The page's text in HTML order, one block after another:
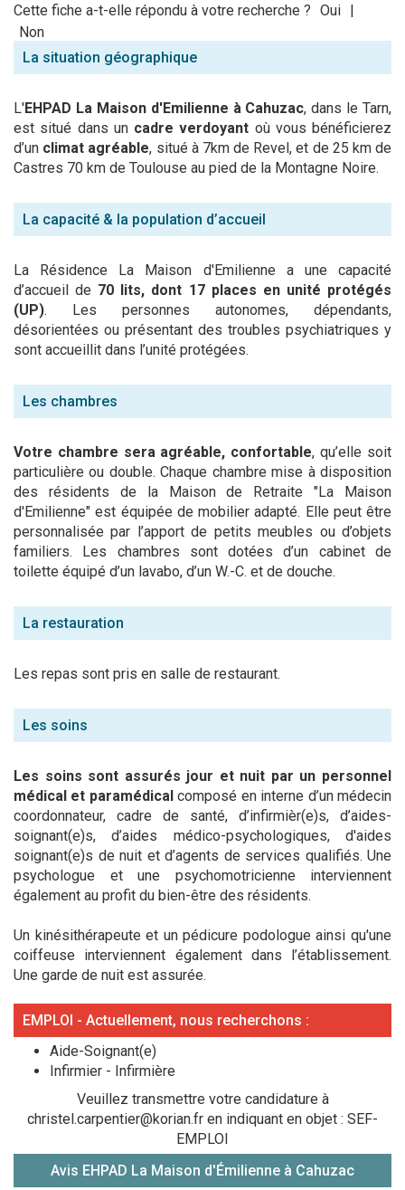
Cette fiche a-t-elle répondu à votre recherche ? Oui |
Non
La situation géographique
L'EHPAD La Maison d'Emilienne à Cahuzac, dans le Tarn,
est situé dans un cadre verdoyant où vous bénéficierez
d’un climat agréable, situé à 7km de Revel, et de 25 km de
Castres 70 km de Toulouse au pied de la Montagne Noire.
La capacité & la population d’accueil
La Résidence La Maison d'Emilienne a une capacité
d’accueil de 70 lits, dont 17 places en unité protégés
(UP). Les personnes autonomes, dépendants,
désorientées ou présentant des troubles psychiatriques y
sont accueillit dans l’unité protégées.
Les chambres
Votre chambre sera agréable, confortable, qu’elle soit
particulière ou double. Chaque chambre mise à disposition
des résidents de la Maison de Retraite "La Maison
d'Emilienne" est équipée de mobilier adapté. Elle peut être
personnalisée par l’apport de petits meubles ou d’objets
familiers. Les chambres sont dotées d’un cabinet de
toilette équipé d’un lavabo, d’un W.-C. et de douche.
La restauration
Les repas sont pris en salle de restaurant.
Les soins
Les soins sont assurés jour et nuit par un personnel
médical et paramédicalcomposé en interne d’un médecin
coordonnateur, cadre de santé, d’infirmièr(e)s, d’aides-
soignant(e)s, d’aides médico-psychologiques, d'aides
soignant(e)s de nuit et d’agents de services qualifiés. Une
psychologue et une psychomotricienne interviennent
également au profit du bien-être des résidents.
Un kinésithérapeute et un pédicure podologue ainsi qu'une
coiffeuse interviennent également dans l’établissement.
Une garde de nuit est assurée.
EMPLOI - Actuellement, nous recherchons :
Aide-Soignant(e)
Infirmier - Infirmière
Veuillez transmettre votre candidature à
christel.carpentier@korian.fr en indiquant en objet : SEF-
EMPLOI
Avis EHPAD La Maison d'Émilienne à Cahuzac